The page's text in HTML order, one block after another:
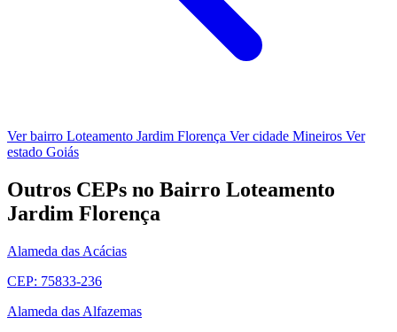
Ver bairro Loteamento Jardim Florença Ver cidade Mineiros Ver
estado Goiás
Outros CEPs no Bairro Loteamento
Jardim Florença
Alameda das Acácias
CEP: 75833-236
Alameda das Alfazemas